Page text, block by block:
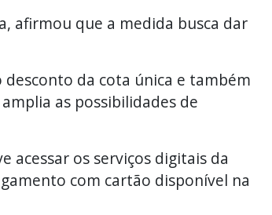
afirmou que a medida busca dar
da cota única e também
as possibilidades de
acessar os serviços digitais da
com cartão disponível na